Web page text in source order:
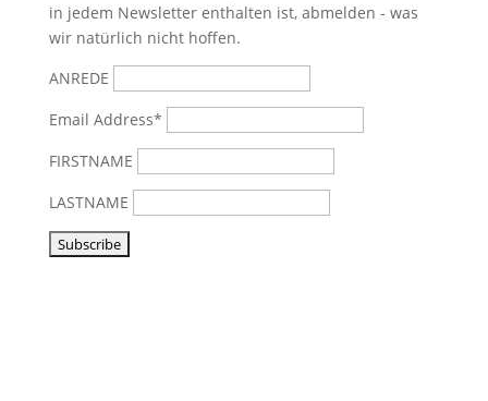
in jedem Newsletter enthalten ist, abmelden - was
wir natürlich nicht hoffen.
ANREDE
Email Address*
FIRSTNAME
LASTNAME